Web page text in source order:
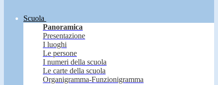
Scuola
Panoramica
Presentazione
I luoghi
Le persone
I numeri della scuola
Le carte della scuola
Organigramma-Funzionigramma